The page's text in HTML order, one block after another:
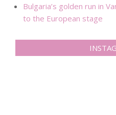
Bulgaria’s golden run in
to the European stage